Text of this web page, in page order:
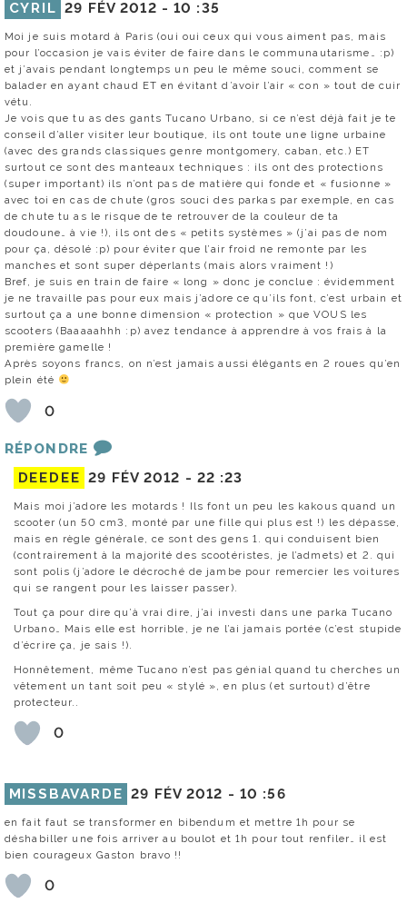
CYRIL 29 FÉV 2012 -10 :35
Moi je suis motard à Paris (oui oui ceux qui vous aiment pas, mais
pour l’occasion je vais éviter de faire dans le communautarisme… :p)
et j’avais pendant longtemps un peu le même souci, comment se
balader en ayant chaud ET en évitant d’avoir l’air « con » tout de cuir
vétu.
Je vois que tu as des gants Tucano Urbano, si ce n’est déjà fait je te
conseil d’aller visiter leur boutique, ils ont toute une ligne urbaine
(avec des grands classiques genre montgomery, caban, etc.) ET
surtout ce sont des manteaux techniques : ils ont des protections
(super important) ils n’ont pas de matière qui fonde et « fusionne »
avec toi en cas de chute (gros souci des parkas par exemple, en cas
de chute tu as le risque de te retrouver de la couleur de ta
doudoune… à vie !), ils ont des « petits systèmes » (j’ai pas de nom
pour ça, désolé :p) pour éviter que l’air froid ne remonte par les
manches et sont super déperlants (mais alors vraiment !)
Bref, je suis en train de faire « long » donc je conclue : évidemment
je ne travaille pas pour eux mais j’adore ce qu’ils font, c’est urbain et
surtout ça a une bonne dimension « protection » que VOUS les
scooters (Baaaaahhh :p) avez tendance à apprendre à vos frais à la
première gamelle !
Après soyons francs, on n’est jamais aussi élégants en 2 roues qu’en
plein été
0
RÉPONDRE
DEEDEE 29 FÉV 2012 - 22 :23
Mais moi j’adore les motards ! Ils font un peu les kakous quand un
scooter (un 50 cm3, monté par une fille qui plus est !) les dépasse,
mais en règle générale, ce sont des gens 1. qui conduisent bien
(contrairement à la majorité des scootéristes, je l’admets) et 2. qui
sont polis (j’adore le décroché de jambe pour remercier les voitures
qui se rangent pour les laisser passer).
Tout ça pour dire qu’à vrai dire, j’ai investi dans une parka Tucano
Urbano… Mais elle est horrible, je ne l’ai jamais portée (c’est stupide
d’écrire ça, je sais !).
Honnêtement, même Tucano n’est pas génial quand tu cherches un
vêtement un tant soit peu « stylé », en plus (et surtout) d’être
protecteur..
0
MISSBAVARDE 29 FÉV 2012 - 10 :56
en fait faut se transformer en bibendum et mettre 1h pour se
déshabiller une fois arriver au boulot et 1h pour tout renfiler… il est
bien courageux Gaston bravo !!
0